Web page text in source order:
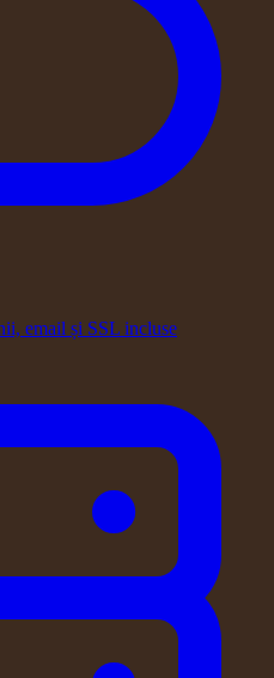
email și SSL incluse